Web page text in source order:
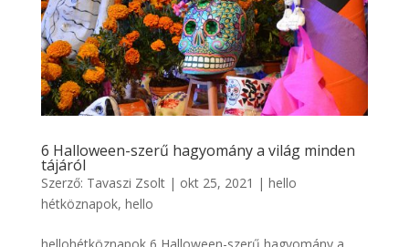
6 Halloween-szerű hagyomány a világ minden
tájáról
Szerző: Tavaszi Zsolt| okt 25, 2021 | hello
hétköznapok, hello
hellohétköznapok 6 Halloween-szerű hagyomány a